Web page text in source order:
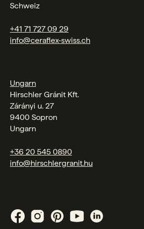
Schweiz
+41 71 727 09 29
info@ceraflex-swiss.ch
Ungarn
Hirschler Gránit Kft.
Zárányi u. 27
9400 Sopron
Ungarn
+36 20 545 0890
info@hirschlergranit.hu